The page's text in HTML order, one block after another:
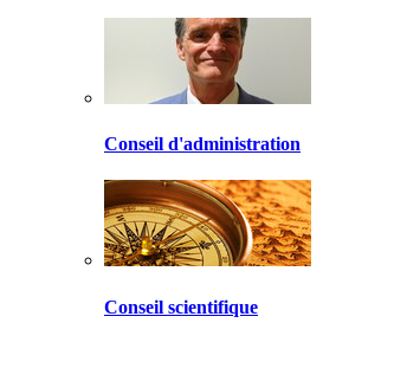
Conseil d'administration
Conseil scientifique